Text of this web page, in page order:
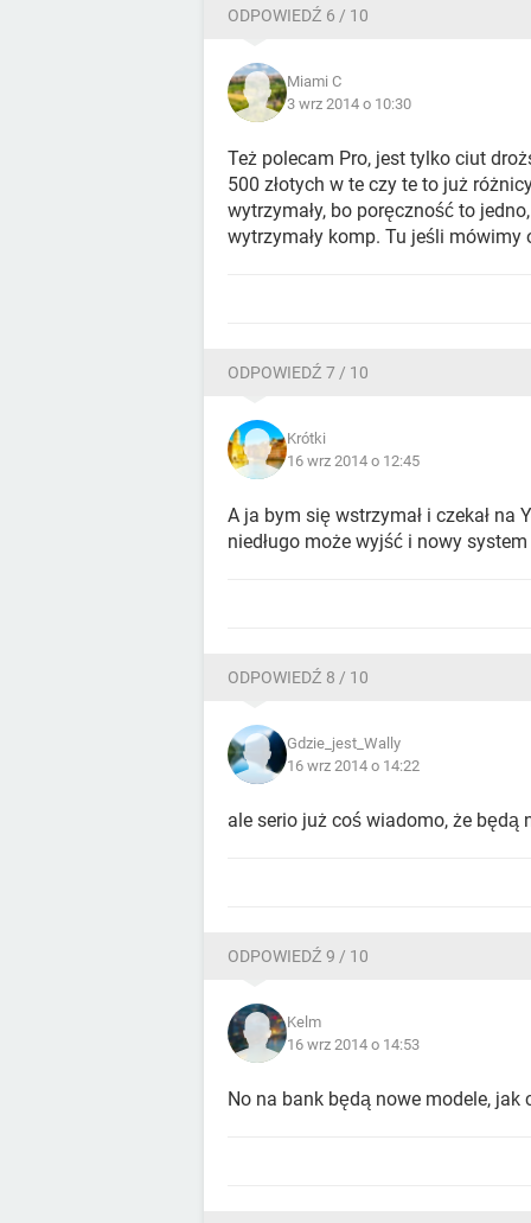
ODPOWIEDŹ 6 / 10
Miami C
3 wrz 2014 o 10:30
Też polecam Pro, jest tylko ciut
500 złotych w te czy te to już
wytrzymały, bo poręczność to
wytrzymały komp. Tu jeśli mówimy
ODPOWIEDŹ 7 / 10
Krótki
16 wrz 2014 o 12:45
A ja bym się wstrzymał i czekał
niedługo może wyjść i nowy
ODPOWIEDŹ 8 / 10
Gdzie_jest_Wally
16 wrz 2014 o 14:22
ale serio już coś wiadomo, że będą
ODPOWIEDŹ 9 / 10
Kelm
16 wrz 2014 o 14:53
No na bank będą nowe modele, jak